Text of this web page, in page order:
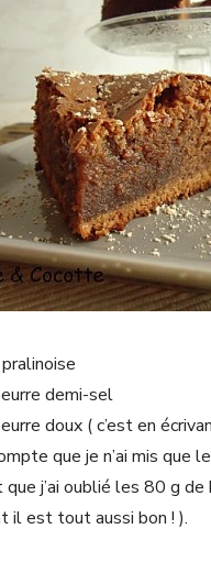
demi-sel
doux ( c’est en
que je n’ai mis que
j’ai oublié les 80 g de
il est tout aussi bon ! ).